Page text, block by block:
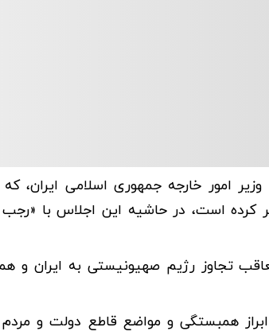
امور خارجه جمهوری اسلامی ایران،
کرده است، در حاشیه این اجلاس با
تجاوز رژیم صهیونیستی به ایران و
ابراز همبستگی و مواضع قاطع دولت و